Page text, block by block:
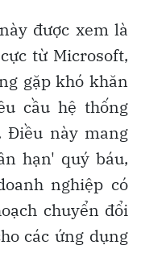
được xem là
từ Microsoft,
gặp khó khăn
cầu hệ thống
Điều này mang
hạn' quý báu,
nghiệp có
chuyển đổi
các ứng dụng